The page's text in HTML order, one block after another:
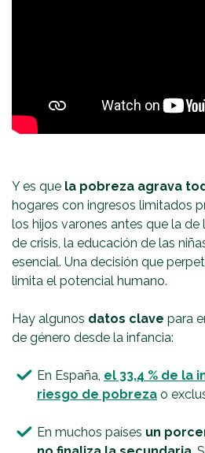
Y es que la pobreza agrava
hogares con ingresos limitados
los hijos varones antes que la de
de crisis, la educación de las
esencial. Una decisión que
limita el potencial humano.
Hay algunos datos clave para
de género desde la infancia:
En España, el 33,4 % de la
riesgo de pobreza o
En muchos países un